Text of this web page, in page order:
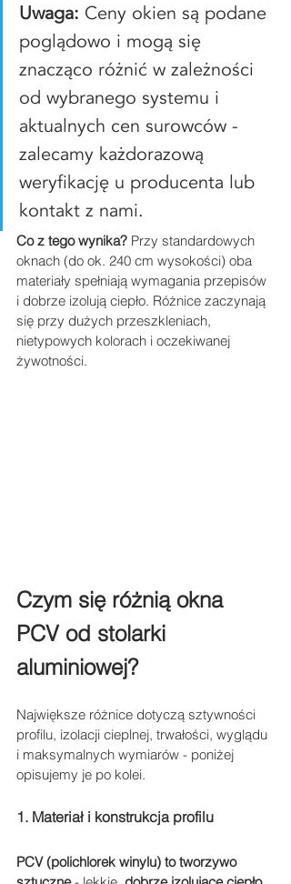
Uwaga: Ceny okien są podane
poglądowo i mogą się
znacząco różnić w zależności
od wybranego systemu i
aktualnych cen surowców -
zalecamy każdorazową
weryfikację u producenta lub
kontakt z nami.
Co z tego wynika? Przy standardowych
oknach (do ok. 240 cm wysokości) oba
materiały spełniają wymagania przepisów
i dobrze izolują ciepło. Różnice zaczynają
się przy dużych przeszkleniach,
nietypowych kolorach i oczekiwanej
żywotności.
Czym się różnią okna
PCV od stolarki
aluminiowej?
Największe różnice dotyczą sztywności
profilu, izolacji cieplnej, trwałości, wyglądu
i maksymalnych wymiarów - poniżej
opisujemy je po kolei.
1. Materiał i konstrukcja profilu
PCV (polichlorek winylu) to tworzywo